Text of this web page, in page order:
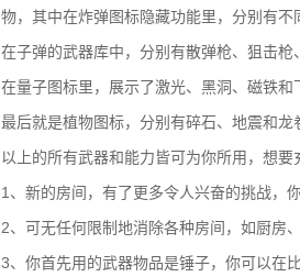
物，其中在炸弹图标隐藏功能里，分别有不
在子弹的武器库中，分别有散弹枪、狙击枪
在量子图标里，展示了激光、黑洞、磁铁和
最后就是植物图标，分别有碎石、地震和龙
以上的所有武器和能力皆可为你所用，想
1、新的房间，有了更多令人兴奋的挑战，
2、可无任何限制地消除各种房间，如厨房
3、你首先用的武器物品是锤子，你可以在